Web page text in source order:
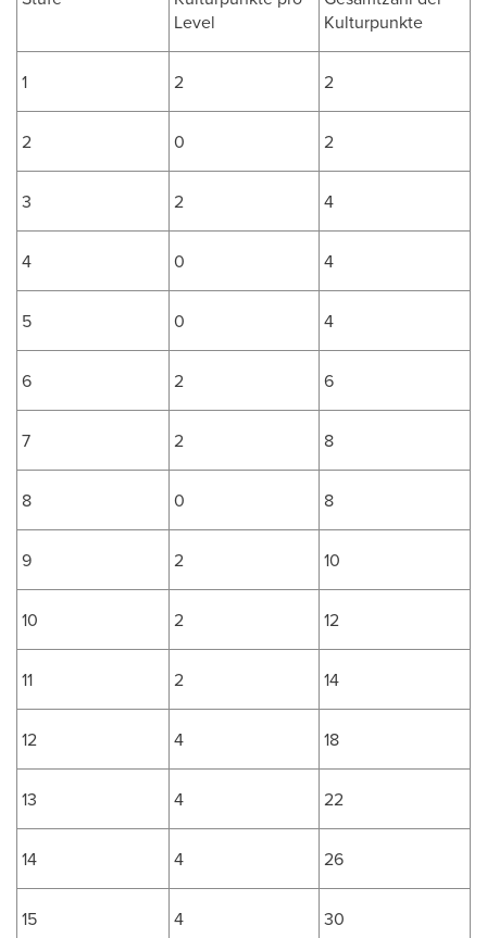
Level
Kulturpunkte
1 2 2
2 0 2
3 2 4
4 0 4
5 0 4
6 2 6
7 2 8
8 0 8
9 2 10
10 2 12
11 2 14
12 4 18
13 4 22
14 4 26
15 4 30